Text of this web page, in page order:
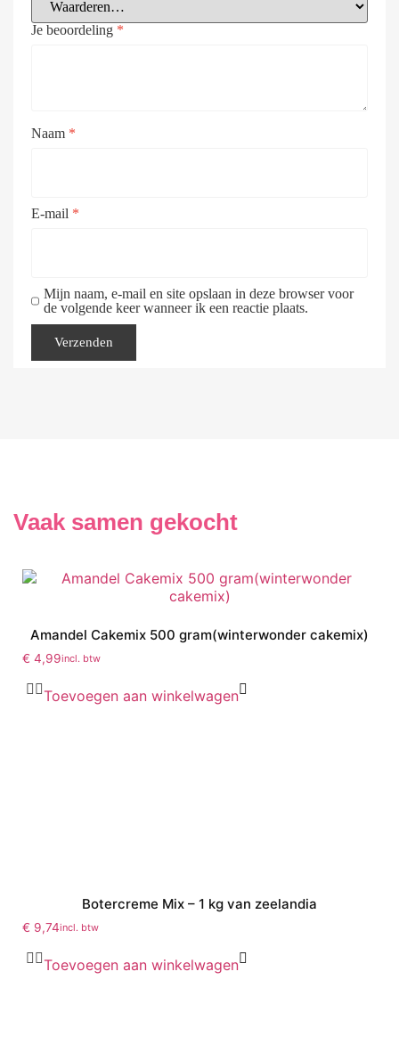
Je beoordeling *
Naam *
E-mail *
Mijn naam, e-mail en site opslaan in deze browser voor
de volgende keer wanneer ik een reactie plaats.
Vaak samen gekocht
Amandel Cakemix 500 gram(winterwonder cakemix)
€ 4,99incl. btw
Toevoegen aan winkelwagen
Botercreme Mix – 1 kg van zeelandia
€ 9,74incl. btw
Toevoegen aan winkelwagen